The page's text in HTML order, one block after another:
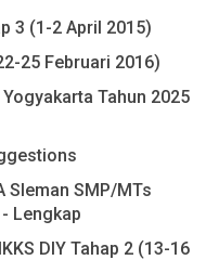
3 (1-2 April 2015)
25 Februari 2016)
Tahun 2025
Sleman SMP/MTs
Lengkap
DIY Tahap 2 (13-16